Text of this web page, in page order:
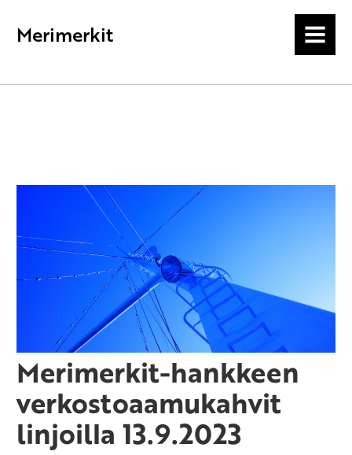
Merimerkit MENU
Merimerkit-hankkeen
verkostoaamukahvit
linjoilla 13.9.2023